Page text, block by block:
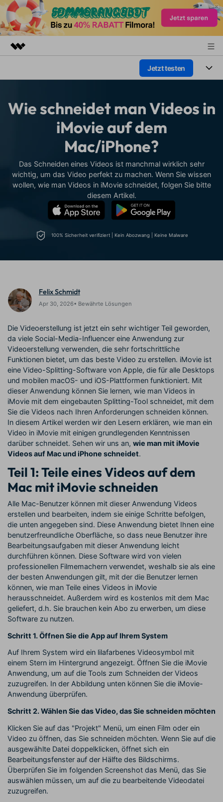
Dienstprogramme
Überblick
Shop
Jetzt testen
Plattformen
Audio
Text
Soziale Medien
Marketing & Business
Lifestyle & Spaß
Ressourcen
Video-Prompts
Über 100 heiße Video-
Prompts – schnell ähnliche
Videos erstellen
Meisterkurs
Beherrschen Sie
fortgeschrittene
Videobearbeitungsfähigkeiten
Lernen, ausdrücken und
erweitern Sie Ihre
Videobearbeitungs-
können
Creator
Monetarisierungs-
Programm
Monetarisieren Sie
Ihren Einfluss mit Filmora
Freunde-werben-
Programm
An Freunde empfehlen,
Belohnungen erhalten
Blog
Erste Schritte
Kunden-Support
Über Uns Bewertungen
Kunden-Geschichten
Erfahren Sie, wie unsere
Kunden Erfolg haben
Affiliate-Programm
Schalten Sie Partnerschaften
auf Unternehmensebene frei
Suchen
Wie schneidet man Videos in
iMovie auf dem
Mac/iPhone?
Das Schneiden eines Videos ist manchmal wirklich sehr
wichtig, um das Video perfekt zu machen. Wenn Sie wissen
wollen, wie man Videos in iMovie schneidet, folgen Sie bitte
diesem Artikel.
100% Sicherheit verifiziert | Kein Abozwang | Keine Malware
Felix Schmidt
Apr 30, 2026• Bewährte Lösungen
Die Videoerstellung ist jetzt ein sehr wichtiger Teil geworden,
da viele Social-Media-Influencer eine Anwendung zur
Videoerstellung verwenden, die sehr fortschrittliche
Funktionen bietet, um das beste Video zu erstellen. iMovie ist
eine Video-Splitting-Software von Apple, die für alle Desktops
und mobilen macOS- und iOS-Plattformen funktioniert. Mit
dieser Anwendung können Sie lernen, wie man Videos in
iMovie mit dem eingebauten Splitting-Tool schneidet, mit dem
Sie die Videos nach Ihren Anforderungen schneiden können.
In diesem Artikel werden wir den Lesern erklären, wie man ein
Video in iMovie mit einigen grundlegenden Kenntnissen
darüber schneidet. Sehen wir uns an, wie man mit iMovie
Videos auf Mac und iPhone schneidet.
Teil 1: Teile eines Videos auf dem
Mac mit iMovie schneiden
Alle Mac-Benutzer können mit dieser Anwendung Videos
erstellen und bearbeiten, indem sie einige Schritte befolgen,
die unten angegeben sind. Diese Anwendung bietet Ihnen eine
benutzerfreundliche Oberfläche, so dass neue Benutzer ihre
Bearbeitungsaufgaben mit dieser Anwendung leicht
durchführen können. Diese Software wird von vielen
professionellen Filmemachern verwendet, weshalb sie als eine
der besten Anwendungen gilt, mit der die Benutzer lernen
können, wie man Teile eines Videos in iMovie
herausschneidet. Außerdem wird es kostenlos mit dem Mac
geliefert, d.h. Sie brauchen kein Abo zu erwerben, um diese
Software zu nutzen.
Schritt 1. Öffnen Sie die App auf Ihrem System
Auf Ihrem System wird ein lilafarbenes Videosymbol mit
einem Stern im Hintergrund angezeigt. Öffnen Sie die iMovie
Anwendung, um auf die Tools zum Schneiden der Videos
zuzugreifen. In der Abbildung unten können Sie die iMovie-
Anwendung überprüfen.
Schritt 2. Wählen Sie das Video, das Sie schneiden möchten
Klicken Sie auf das "Projekt" Menü, um einen Film oder ein
Video zu öffnen, das Sie schneiden möchten. Wenn Sie auf die
ausgewählte Datei doppelklicken, öffnet sich ein
Bearbeitungsfenster auf der Hälfte des Bildschirms.
Überprüfen Sie im folgenden Screenshot das Menü, das Sie
auswählen müssen, um auf die zu bearbeitende Videodatei
zuzugreifen.